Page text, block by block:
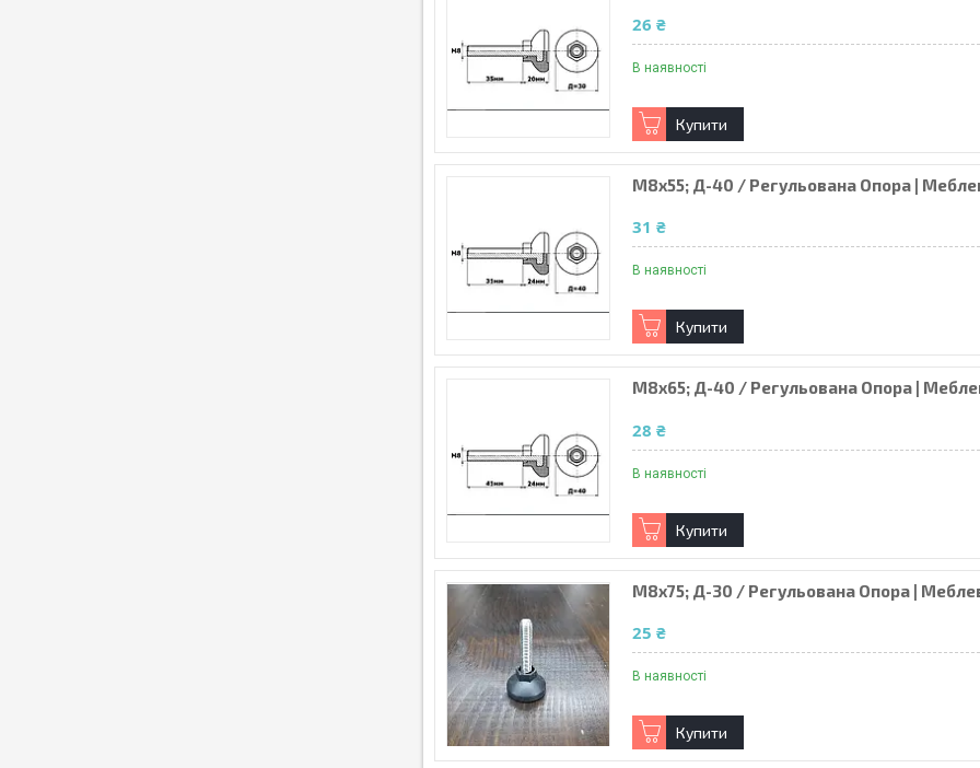
26 ₴
В наявності
Купити
М8х55; Д-40 / Регульована Опора |
31 ₴
В наявності
Купити
М8х65; Д-40 / Регульована Опора |
28 ₴
В наявності
Купити
М8х75; Д-30 / Регульована Опора |
25 ₴
В наявності
Купити